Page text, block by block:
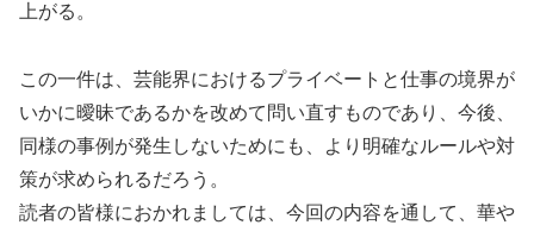
上がる。
この一件は、芸能界におけるプライベートと仕事の境界が
いかに曖昧であるかを改めて問い直すものであり、今後、
同様の事例が発生しないためにも、より明確なルールや対
策が求められるだろう。
読者の皆様におかれましては、今回の内容を通して、華や